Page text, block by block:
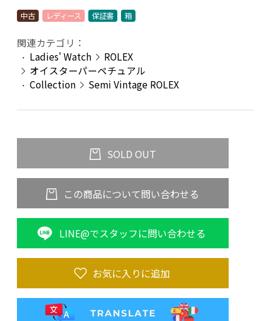
中古 レディース 保証書 箱
関連カテゴリ：
Ladies' Watch
ROLEX
オイスターパーペチュアル
Collection
Semi Vintage ROLEX
SOLD OUT
この商品について問い合わせる
LINE@でスタッフに問い合わせる
お気に入りに追加